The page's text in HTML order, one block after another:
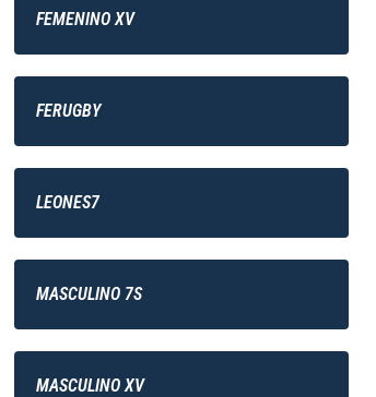
FEMENINO XV
FERUGBY
LEONES7
MASCULINO 7S
MASCULINO XV